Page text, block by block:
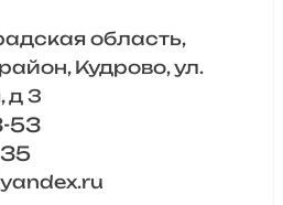
область,
Кудрово, ул.
д 3
53